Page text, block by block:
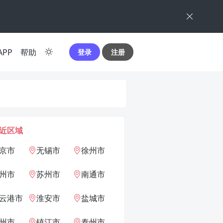
帮助 登录 注册
区域
市
无锡市 徐州市
市 苏州市 南通市
港市 淮安市 盐城市